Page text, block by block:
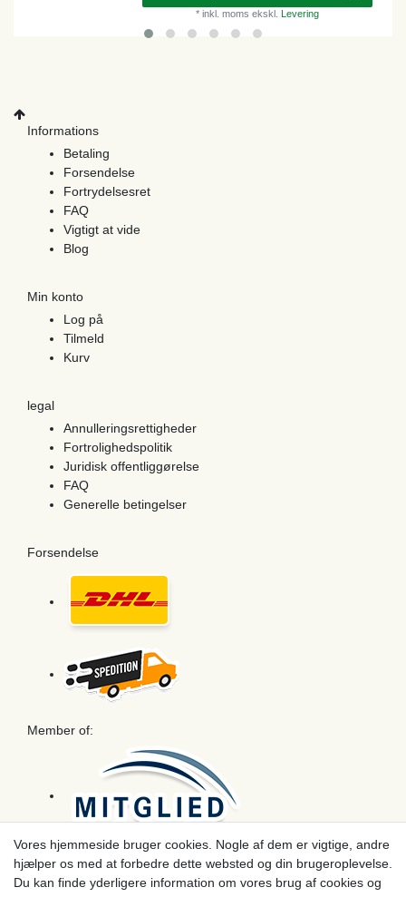
* inkl. moms ekskl. Levering
Informations
Betaling
Forsendelse
Fortrydelsesret
FAQ
Vigtigt at vide
Blog
Min konto
Log på
Tilmeld
Kurv
legal
Annulleringsrettigheder
Fortrolighedspolitik
Juridisk offentliggørelse
FAQ
Generelle betingelser
Forsendelse
Member of:
Betaling
Vores hjemmeside bruger cookies. Nogle af dem er vigtige, andre
hjælper os med at forbedre dette websted og din brugeroplevelse.
Du kan finde yderligere information om vores brug af cookies og